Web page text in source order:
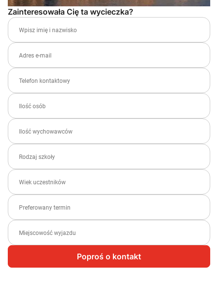
Zainteresowała Cię ta wycieczka?
Poproś o kontakt